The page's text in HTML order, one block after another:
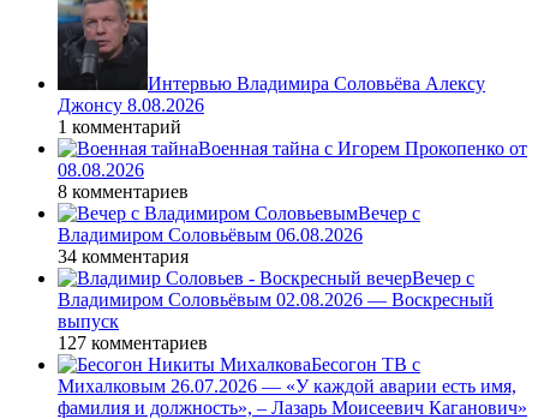
Интервью Владимира Соловьёва Алексу
Джонсу 8.08.2026
1 комментарий
Военная тайна с Игорем Прокопенко от
08.08.2026
8 комментариев
Вечер с
Владимиром Соловьёвым 06.08.2026
34 комментария
Вечер с
Владимиром Соловьёвым 02.08.2026 — Воскресный
выпуск
127 комментариев
Бесогон ТВ с
Михалковым 26.07.2026 — «У каждой аварии есть имя,
фамилия и должность», – Лазарь Моисеевич Каганович»